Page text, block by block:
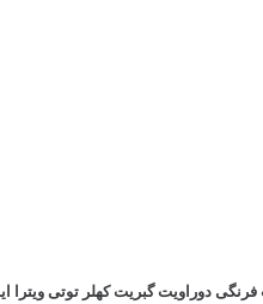
فرنگی دوراویت گبریت کهلر توتی